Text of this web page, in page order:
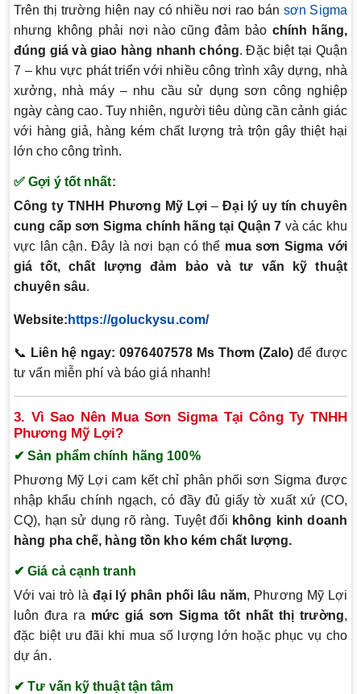
Trên thị trường hiện nay có nhiều nơi rao bán sơn Sigma
nhưng không phải nơi nào cũng đảm bảo chính hãng,
đúng giá và giao hàng nhanh chóng. Đặc biệt tại Quận
7 – khu vực phát triển với nhiều công trình xây dựng, nhà
xưởng, nhà máy – nhu cầu sử dụng sơn công nghiệp
ngày càng cao. Tuy nhiên, người tiêu dùng cần cảnh giác
với hàng giả, hàng kém chất lượng trà trộn gây thiệt hại
lớn cho công trình.
✅ Gợi ý tốt nhất:
Công ty TNHH Phương Mỹ Lợi –Đại lý uy tín chuyên
cung cấp sơn Sigma chính hãng tại Quận 7 và các khu
vực lân cận. Đây là nơi bạn có thể mua sơn Sigma với
giá tốt, chất lượng đảm bảo và tư vấn kỹ thuật
chuyên sâu.
Website: https://goluckysu.com/
📞 Liên hệ ngay: 0976407578 Ms Thơm (Zalo) để được
tư vấn miễn phí và báo giá nhanh!
3. Vì Sao Nên Mua Sơn Sigma Tại Công Ty TNHH
Phương Mỹ Lợi?
✔ Sản phẩm chính hãng 100%
Phương Mỹ Lợi cam kết chỉ phân phối sơn Sigma được
nhập khẩu chính ngạch, có đầy đủ giấy tờ xuất xứ (CO,
CQ), hạn sử dụng rõ ràng. Tuyệt đối không kinh doanh
hàng pha chế, hàng tồn kho kém chất lượng.
✔ Giá cả cạnh tranh
Với vai trò làđại lý phân phối lâu năm, Phương Mỹ Lợi
luôn đưa ra mức giá sơn Sigma tốt nhất thị trường,
đặc biệt ưu đãi khi mua số lượng lớn hoặc phục vụ cho
dự án.
✔ Tư vấn kỹ thuật tận tâm